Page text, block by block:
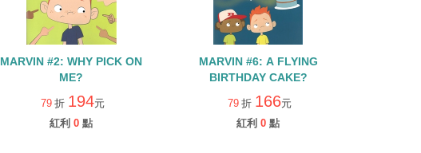
MARVIN #2: WHY PICK ON
ME?
79 折 194元
紅利 0 點
MARVIN #6: A FLYING
BIRTHDAY CAKE?
79 折 166元
紅利 0 點